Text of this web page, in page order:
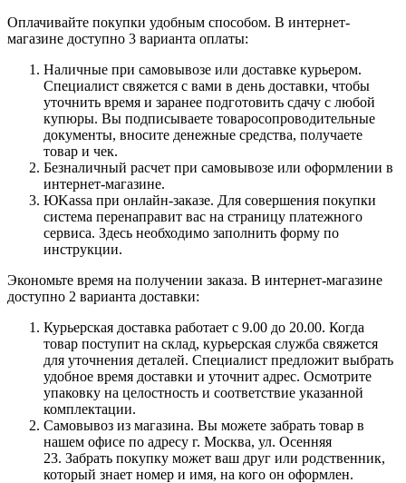
Оплачивайте покупки удобным способом. В интернет-
магазине доступно 3 варианта оплаты:
Наличные при самовывозе или доставке курьером.
Специалист свяжется с вами в день доставки, чтобы
уточнить время и заранее подготовить сдачу с любой
купюры. Вы подписываете товаросопроводительные
документы, вносите денежные средства, получаете
товар и чек.
Безналичный расчет при самовывозе или оформлении в
интернет-магазине.
ЮKassa при онлайн-заказе. Для совершения покупки
система перенаправит вас на страницу платежного
сервиса. Здесь необходимо заполнить форму по
инструкции.
Экономьте время на получении заказа. В интернет-магазине
доступно 2 варианта доставки:
Курьерская доставка работает с 9.00 до 20.00. Когда
товар поступит на склад, курьерская служба свяжется
для уточнения деталей. Специалист предложит выбрать
удобное время доставки и уточнит адрес. Осмотрите
упаковку на целостность и соответствие указанной
комплектации.
Самовывоз из магазина. Вы можете забрать товар в
нашем офисе по адресу г. Москва, ул. Осенняя
23. Забрать покупку может ваш друг или родственник,
который знает номер и имя, на кого он оформлен.